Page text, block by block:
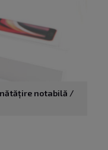
notabilă /